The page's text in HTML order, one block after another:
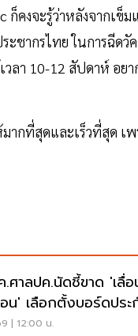
คงจะรู้ว่าหลังจากเข็
ชากรไทย ในการฉีด
วลา 10-12 สัปดาห์ อ
ากที่สุดและเร็วที่สุด
.ศาลปค.นัดชี้ขาด 'เลื่อ
อน' เลือกตั้งบอร์ดประ
| 12:00 น.